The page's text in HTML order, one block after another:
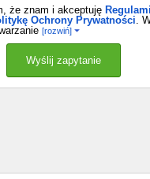
że znam i akceptuję
Ochrony Prywatności.
[rozwiń]